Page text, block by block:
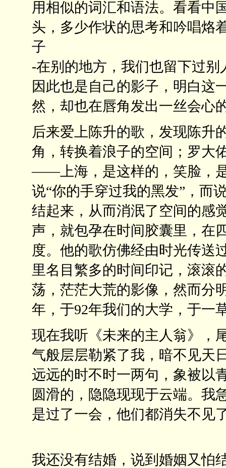
用相似的词汇和语法。看看中
头，多少作状的思考和吟唱烙
子
-在别的地方，我们也留下过
因此也是自己的影子，明白这
然，却也在唇角发出一丝会心
后来爱上陈升的歌，发现陈升
角，转换着浪子的空间；罗大
——上海，是这样的，笑脸，
说“你的手穿过我的黑发”，而
结起来，从而消泯了空间的感
声，就包孕在时间胶囊里，在
度。他的歌仿佛经由时光传送
里名目繁多的时间印记，滚滚
荡，茫茫大荒的影像，然而分
年，于92年我们的大学，于一
现在我听《未来的主人翁》，
气般层层勒紧了我，暗不见天
远远的时不时一两句，象被以
圆滑的，隐隐现现于云端。我
是过了一会，他们都消失不见
我还没有结婚，说到婚姻又怕